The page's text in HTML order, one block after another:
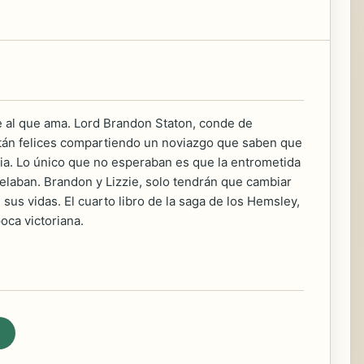
que ama. Lord Brandon Staton, conde de
felices compartiendo un noviazgo que saben que
Lo único que no esperaban es que la entrometida
Brandon y Lizzie, solo tendrán que cambiar
vidas. El cuarto libro de la saga de los Hemsley,
victoriana.